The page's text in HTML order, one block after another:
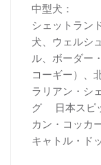
中型犬：
シェットラン
犬、ウェルシ
ル、ボーダー
コーギー）、
ラリアン・シ
グ 日本スピ
カン・コッカ
キャトル・ド